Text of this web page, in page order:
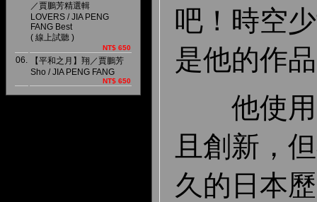
／賈鵬芳精選輯
LOVERS / JIA PENG
FANG Best
( 線上試聽 )
NT$ 650
06.
【平和之月】翔／賈鵬芳
Sho / JIA PENG FANG
NT$ 650
吧！時空
是他的作
他使用
且創新，
久的日本